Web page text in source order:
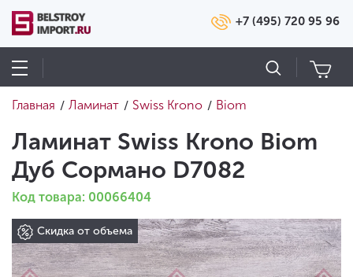
+7 (495) 720 95 96
Главная / Ламинат / Swiss Krono / Biom
Ламинат Swiss Krono Biom
Дуб Сормано D7082
Код товара: 00066404
Скидка от объема